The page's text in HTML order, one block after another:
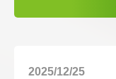
2025/12/25